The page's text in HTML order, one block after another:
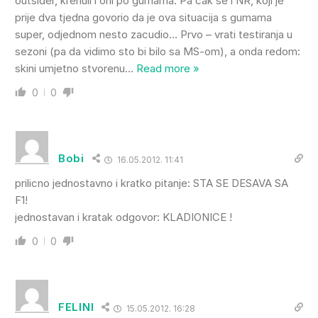
prije dva tjedna govorio da je ova situacija s gumama
super, odjednom nesto zacudio… Prvo – vrati testiranja u
sezoni (pa da vidimo sto bi bilo sa MS-om), a onda redom:
skini umjetno stvorenu… Read more »
0 0
Bobi 16.05.2012. 11:41
prilicno jednostavno i kratko pitanje: STA SE DESAVA SA
F1!
jednostavan i kratak odgovor: KLADIONICE !
0 0
FELINI 15.05.2012. 16:28